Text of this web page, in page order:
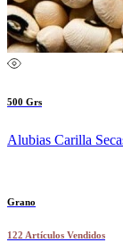
500 Grs
Alubias Carilla
Grano
122 Artículos Vendidos